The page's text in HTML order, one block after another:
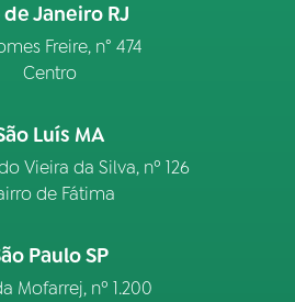
de Janeiro RJ
Freire, n° 474
Centro
Luís MA
Vieira da Silva, nº 126
de Fátima
Paulo SP
Mofarrej, nº 1.200